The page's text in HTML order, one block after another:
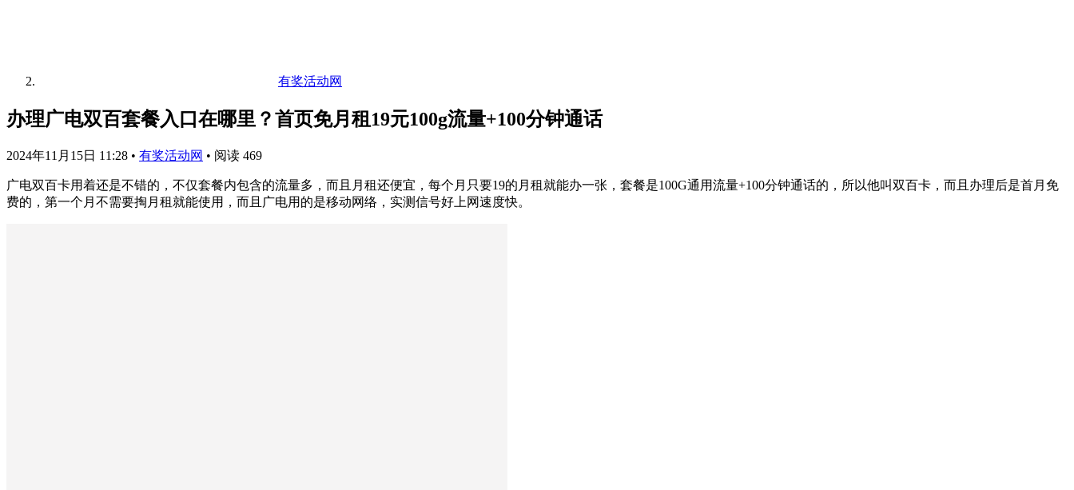
有奖活动网
办理广电双百套餐入口在哪里？首页免月租19元100g流量+100分钟通话
2024年11月15日 11:28 • 有奖活动网 • 阅读 469
广电双百卡用着还是不错的，不仅套餐内包含的流量多，而且月租还便宜，每个月只要19的月租就能办一张，套餐是100G通用流量+100分钟通话的，所以他叫双百卡，而且办理后是首月免
费的，第一个月不需要掏月租就能使用，而且广电用的是移动网络，实测信号好上网速度快。